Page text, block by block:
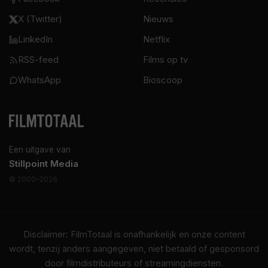
Een uitgave van
Stillpoint Media
© 2000–2026
X (Twitter)
LinkedIn
RSS-feed
WhatsApp
Nieuws
Netflix
Films op tv
Bioscoop
Disclaimer: FilmTotaal is onafhankelijk en onze content
wordt, tenzij anders aangegeven, niet betaald of gesponsord
door filmdistributeurs of streamingdiensten.